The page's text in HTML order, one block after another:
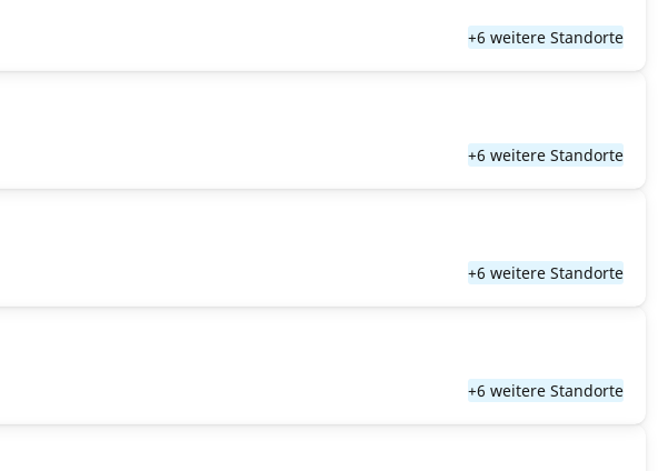
+6 weitere Standorte
+6 weitere Standorte
+6 weitere Standorte
+6 weitere Standorte